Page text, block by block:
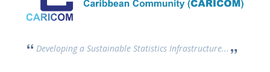
Developing a Sustainable Statistics Infrastructure...